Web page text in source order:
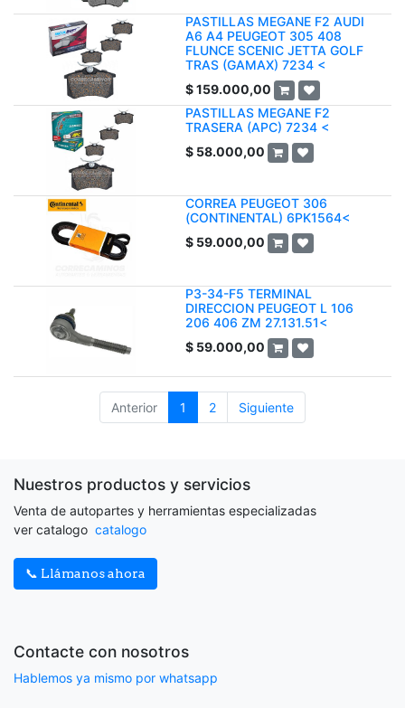
PASTILLAS MEGANE F2 AUDI
A6 A4 PEUGEOT 305 408
FLUNCE SCENIC JETTA GOLF
TRAS (GAMAX) 7234 <
$159.000,00
PASTILLAS MEGANE F2
TRASERA (APC) 7234 <
$ 58.000,00
CORREA PEUGEOT 306
(CONTINENTAL) 6PK1564<
$ 59.000,00
P3-34-F5 TERMINAL
DIRECCION PEUGEOT L 106
206 406 ZM 27.131.51<
$ 59.000,00
Anterior 1 2 Siguiente
Nuestros productos y servicios
Venta de autopartes y herramientas especializadas
ver catalogo catalogo
📞 Llámanos ahora
Contacte con nosotros
Hablemos ya mismo por whatsapp